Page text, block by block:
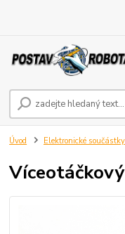
Úvod Elektronické součástky